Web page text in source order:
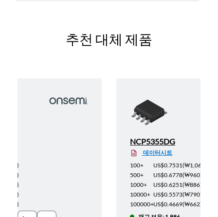
추천 대체 제품
)
)
)
)
)
NCP5355DG
데이터시트
100+
US$0.7531(₩1,067
500+
US$0.6778(₩960)
1000+
US$0.6251(₩886)
10000+ US$0.5573(₩790)
100000+US$0.4669(₩662)